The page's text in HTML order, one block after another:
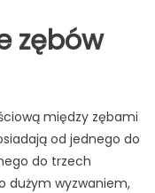
zębów
między zębami
od jednego do
do trzech
dużym wyzwaniem,